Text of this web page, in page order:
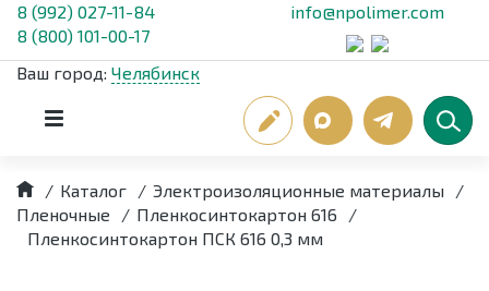
8 (992) 027-11-84
8 (800) 101-00-17
info@npolimer.com
Ваш город: Челябинск
/ Каталог / Электроизоляционные материалы
/
Пленочные
/ Пленкосинтокартон 616
/
Пленкосинтокартон ПСК 616 0,3 мм